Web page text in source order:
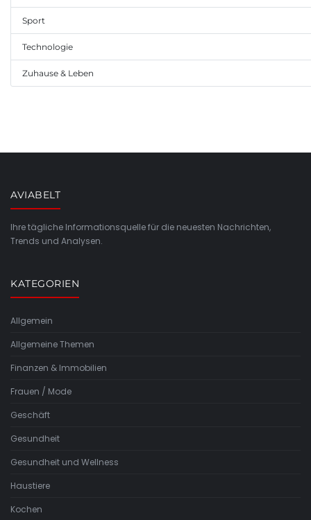
Sport
Technologie
Zuhause & Leben
AVIABELT
Ihre tägliche Informationsquelle für die neuesten Nachrichten,
Trends und Analysen.
KATEGORIEN
Allgemein
Allgemeine Themen
Finanzen & Immobilien
Frauen / Mode
Geschäft
Gesundheit
Gesundheit und Wellness
Haustiere
Kochen